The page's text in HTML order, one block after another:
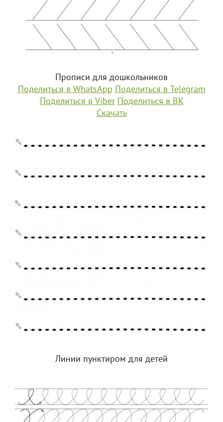
Прописи для дошкольников
Поделиться в WhatsApp Поделиться в Telegram
Поделиться в Viber Поделиться в ВК
Скачать
Линии пунктиром для детей